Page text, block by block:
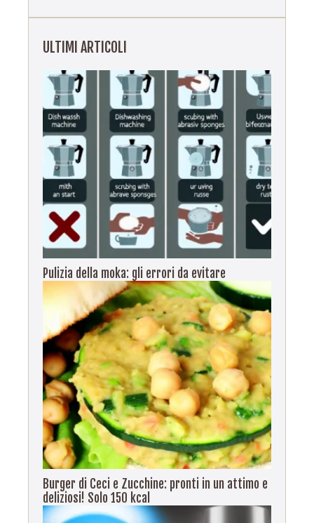
ULTIMI ARTICOLI
Pulizia della moka: gli errori da evitare
Burger di Ceci e Zucchine: pronti in un attimo e
deliziosi! Solo 150 kcal